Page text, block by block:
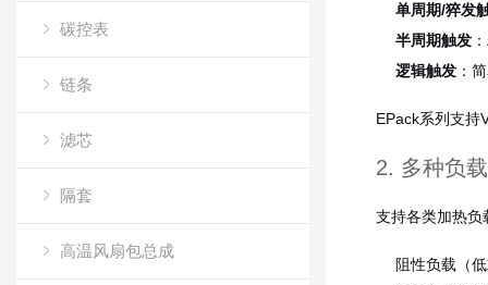
碳控表
链条
滤芯
隔套
高温风扇包总成
单周期/猝发
半周期触发
逻辑触发：
EPack系列支持
2. 多种负
支持各类加热负
阻性负载（